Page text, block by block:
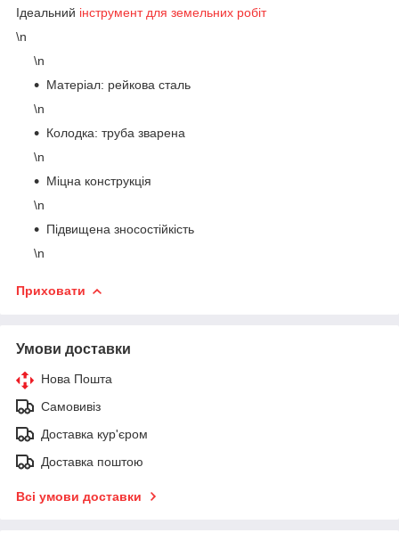
Ідеальний інструмент для земельних робіт
\n
\n
Матеріал: рейкова сталь
\n
Колодка: труба зварена
\n
Міцна конструкція
\n
Підвищена зносостійкість
\n
Приховати
Умови доставки
Нова Пошта
Самовивіз
Доставка кур'єром
Доставка поштою
Всі умови доставки